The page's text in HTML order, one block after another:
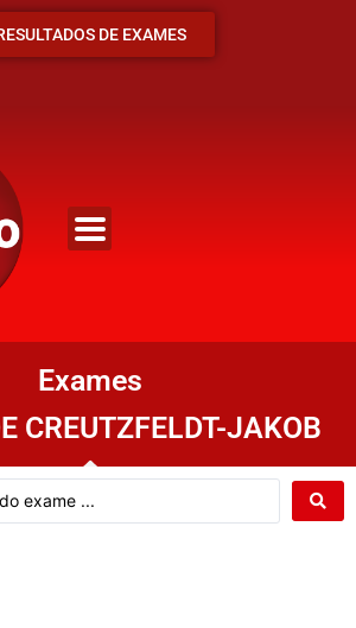
DE EXAMES
Exames
CREUTZFELDT-JAKOB